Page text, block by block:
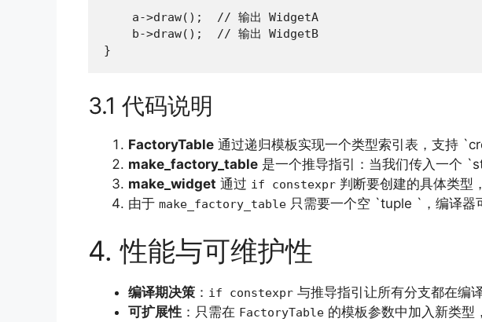
    a->draw();  // 输出 WidgetA
    b->draw();  // 输出 WidgetB
}
3.1 代码说明
FactoryTable 通过递归模板实现一个类型索引表，支持
make_factory_table 是一个推导指引：当我们传入一个
make_widget 通过 if constexpr 判断要创建的具体类型
由于 make_factory_table 只需要一个空 `tuple `，编译器
4. 性能与可维护性
编译期决策 ： if constexpr 与推导指引让所有分支都在编
可扩展性 ：只需在 FactoryTable 的模板参数中加入新类型